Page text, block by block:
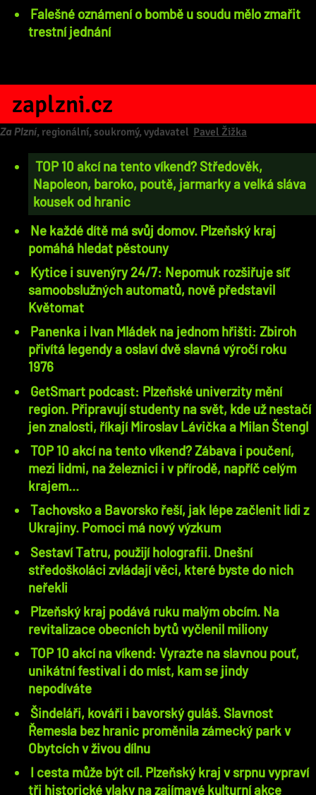
Falešné oznámení o bombě u soudu mělo zmařit
trestní jednání
zaplzni.cz
Za Plzní, regionální, soukromý, vydavatel Pavel Žižka
TOP 10 akcí na tento víkend? Středověk,
Napoleon, baroko, poutě, jarmarky a velká sláva
kousek od hranic
Ne každé dítě má svůj domov. Plzeňský kraj
pomáhá hledat pěstouny
Kytice i suvenýry 24/7: Nepomuk rozšiřuje síť
samoobslužných automatů, nově představil
Květomat
Panenka i Ivan Mládek na jednom hřišti: Zbiroh
přivítá legendy a oslaví dvě slavná výročí roku
1976
GetSmart podcast: Plzeňské univerzity mění
region. Připravují studenty na svět, kde už nestačí
jen znalosti, říkají Miroslav Lávička a Milan Štengl
TOP 10 akcí na tento víkend? Zábava i poučení,
mezi lidmi, na železnici i v přírodě, napříč celým
krajem…
Tachovsko a Bavorsko řeší, jak lépe začlenit lidi z
Ukrajiny. Pomoci má nový výzkum
Sestaví Tatru, použijí holografii. Dnešní
středoškoláci zvládají věci, které byste do nich
neřekli
Plzeňský kraj podává ruku malým obcím. Na
revitalizace obecních bytů vyčlenil miliony
TOP 10 akcí na víkend: Vyrazte na slavnou pouť,
unikátní festival i do míst, kam se jindy
nepodíváte
Šindeláři, kováři i bavorský guláš. Slavnost
Řemesla bez hranic proměnila zámecký park v
Obytcích v živou dílnu
I cesta může být cíl. Plzeňský kraj v srpnu vypraví
tři historické vlaky na zajímavé kulturní akce